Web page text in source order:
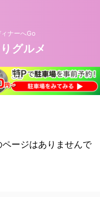
ナーへGo
グルメ
ージはありませんで